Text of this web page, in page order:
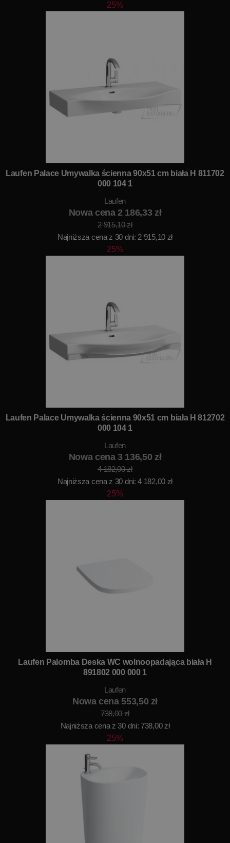
25%
Laufen Palace Umywalka ścienna 90x51 cm biała H 811702
000 104 1
Laufen
Nowa cena 2 186,33 zł
2 915,10 zł
Najniższa cena z 30 dni: 2 915,10 zł
25%
Laufen Palace Umywalka ścienna 90x51 cm biała H 812702
000 104 1
Laufen
Nowa cena 3 136,50 zł
4 182,00 zł
Najniższa cena z 30 dni: 4 182,00 zł
25%
Laufen Palomba Deska WC wolnoopadająca biała H
891802 000 000 1
Laufen
Nowa cena 553,50 zł
738,00 zł
Najniższa cena z 30 dni: 738,00 zł
25%